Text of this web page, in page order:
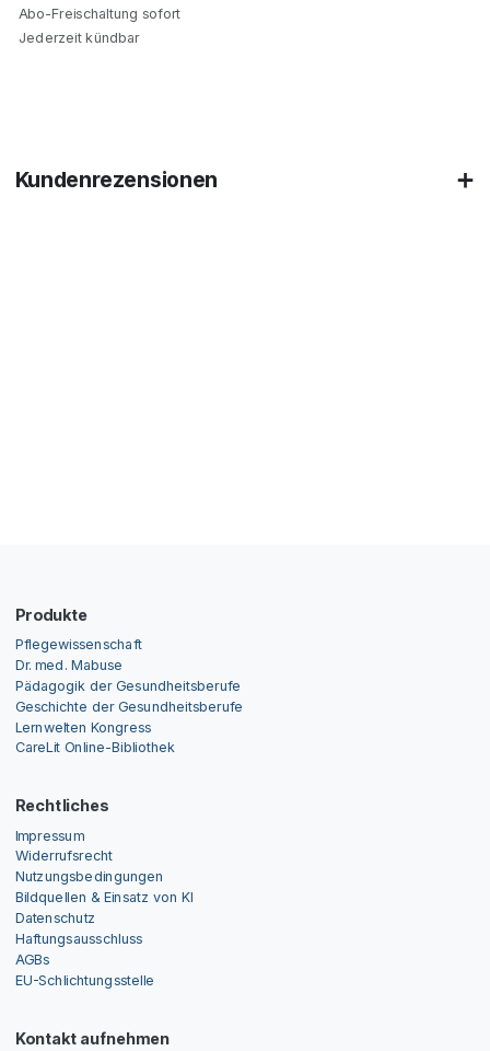
Abo-Freischaltung sofort
Jederzeit kündbar
Kundenrezensionen
Produkte
Pflegewissenschaft
Dr. med. Mabuse
Pädagogik der Gesundheitsberufe
Geschichte der Gesundheitsberufe
Lernwelten Kongress
CareLit Online-Bibliothek
Rechtliches
Impressum
Widerrufsrecht
Nutzungsbedingungen
Bildquellen & Einsatz von KI
Datenschutz
Haftungsausschluss
AGBs
EU-Schlichtungsstelle
Kontakt aufnehmen